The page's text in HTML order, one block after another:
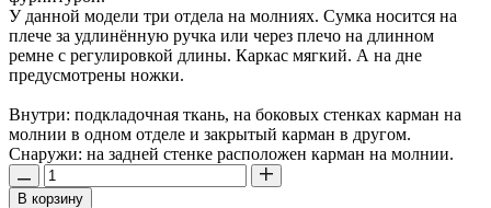
У данной модели три отдела на молниях. Сумка носится на
плече за удлинённую ручка или через плечо на длинном
ремне с регулировкой длины. Каркас мягкий. А на дне
предусмотрены ножки.
Внутри: подкладочная ткань, на боковых стенках карман на
молнии в одном отделе и закрытый карман в другом.
Снаружи: на задней стенке расположен карман на молнии.
В корзину